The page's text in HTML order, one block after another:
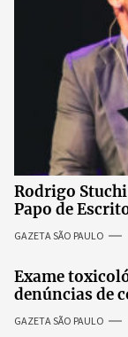
Rodrigo
Papo de
especialistas
prosperidade.
GAZETA SÃO PAULO
Exame
denúncias de
revolta entre
GAZETA SÃO PAULO